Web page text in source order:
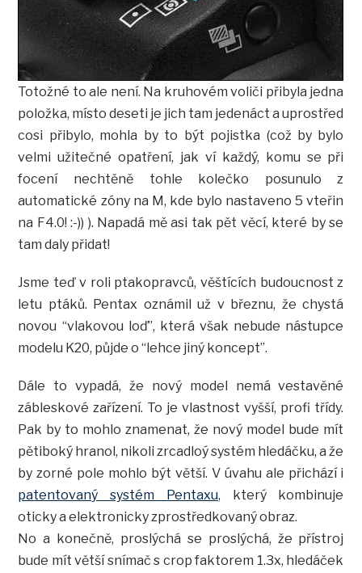
Totožné to ale není. Na kruhovém voliči přibyla jedna
položka, místo deseti je jich tam jedenáct a uprostřed
cosi přibylo, mohla by to být pojistka (což by bylo
velmi užitečné opatření, jak ví každý, komu se při
focení nechtěně tohle kolečko posunulo z
automatické zóny na M, kde bylo nastaveno 5 vteřin
na F4.0! :-)) ). Napadá mě asi tak pět věcí, které by se
tam daly přidat!
Jsme teď v roli ptakopravců, věštících budoucnost z
letu ptáků. Pentax oznámil už v březnu, že chystá
novou “vlakovou loď”, která však nebude nástupce
modelu K20, půjde o “lehce jiný koncept”.
Dále to vypadá, že nový model nemá vestavěné
zábleskové zařízení. To je vlastnost vyšší, profi třídy.
Pak by to mohlo znamenat, že nový model bude mít
pětiboký hranol, nikoli zrcadloý systém hledáčku, a že
by zorné pole mohlo být větší. V úvahu ale přichází i
patentovaný systém Pentaxu, který kombinuje
oticky a elektronicky zprostředkovaný obraz.
No a konečně, proslýchá se proslýchá, že přístroj
bude mít větší snímač s crop faktorem 1.3x, hledáček